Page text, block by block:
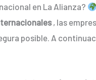
en La Alianza?
, las
posible. A